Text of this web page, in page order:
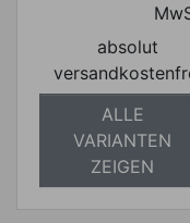
absolut
ALLE
VARIANTEN
ZEIGEN